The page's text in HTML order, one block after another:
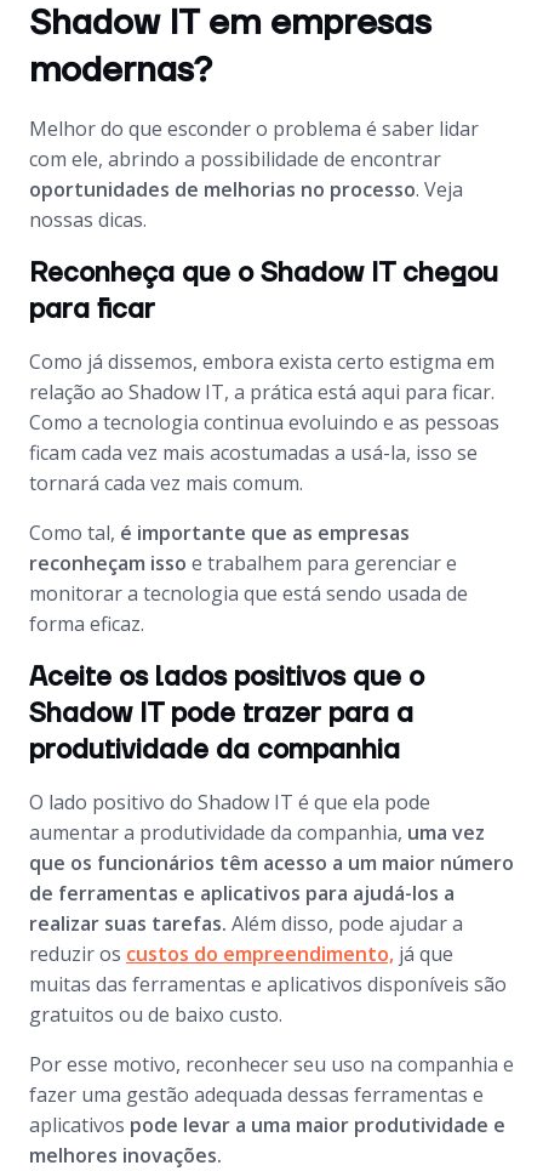
Shadow IT em empresas
modernas?
Melhor do que esconder o problema é saber lidar
com ele, abrindo a possibilidade de encontrar
oportunidades de melhorias no processo. Veja
nossas dicas.
Reconheça que o Shadow IT chegou
para ficar
Como já dissemos, embora exista certo estigma em
relação ao Shadow IT, a prática está aqui para ficar.
Como a tecnologia continua evoluindo e as pessoas
ficam cada vez mais acostumadas a usá-la, isso se
tornará cada vez mais comum.
Como tal, é importante que as empresas
reconheçam isso e trabalhem para gerenciar e
monitorar a tecnologia que está sendo usada de
forma eficaz.
Aceite os lados positivos que o
Shadow IT pode trazer para a
produtividade da companhia
O lado positivo do Shadow IT é que ela pode
aumentar a produtividade da companhia, uma vez
que os funcionários têm acesso a um maior número
de ferramentas e aplicativos para ajudá-los a
realizar suas tarefas. Além disso, pode ajudar a
reduzir os custos do empreendimento, já que
muitas das ferramentas e aplicativos disponíveis são
gratuitos ou de baixo custo.
Por esse motivo, reconhecer seu uso na companhia e
fazer uma gestão adequada dessas ferramentas e
aplicativos pode levar a uma maior produtividade e
melhores inovações.